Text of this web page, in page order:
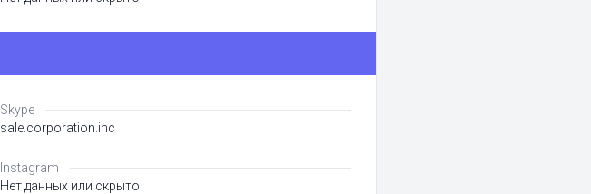
Skype
sale.corporation.inc
Instagram
Нет данных или скрыто